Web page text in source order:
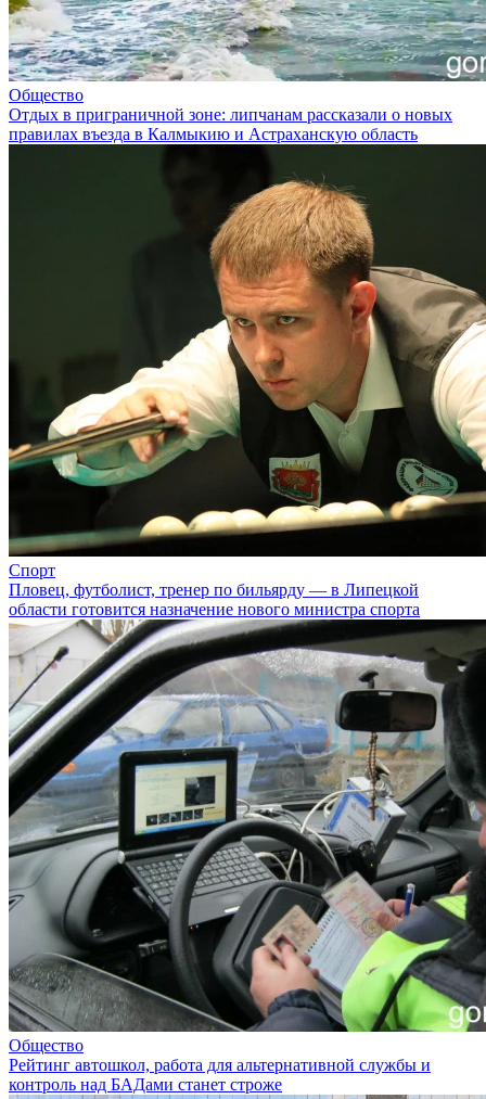
Общество
Отдых в приграничной зоне: липчанам рассказали о новых
правилах въезда в Калмыкию и Астраханскую область
Спорт
Пловец, футболист, тренер по бильярду — в Липецкой
области готовится назначение нового министра спорта
Общество
Рейтинг автошкол, работа для альтернативной службы и
контроль над БАДами станет строже